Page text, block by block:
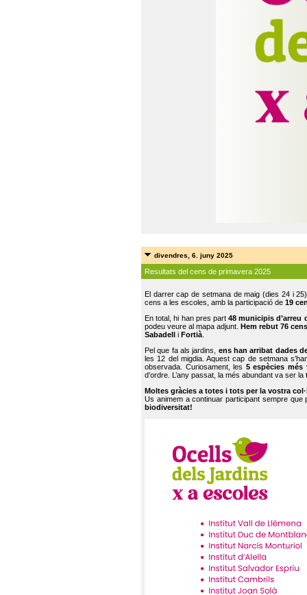
divendres, 6. juny 2025
Resultats del cens de primavera 2025
El darrer cap de setmana de maig (dies 24 i
cens a les escoles, amb la participació de 19
En total, hi han pres part48 municipis d’arreu
podeu veure al mapa adjunt. Hem rebut 76
Sabadell
i Fortià.
Pel que fa als jardins, ens han arribat dades
les 12 del migdia. Aquest cap de setmana
observada. Curiosament, les 5 espècies més
d’ordre. L’any passat, la més abundant va ser la
Moltes gràcies a totes i tots per la vostra
Us animem a continuar participant sempre que
biodiversitat!